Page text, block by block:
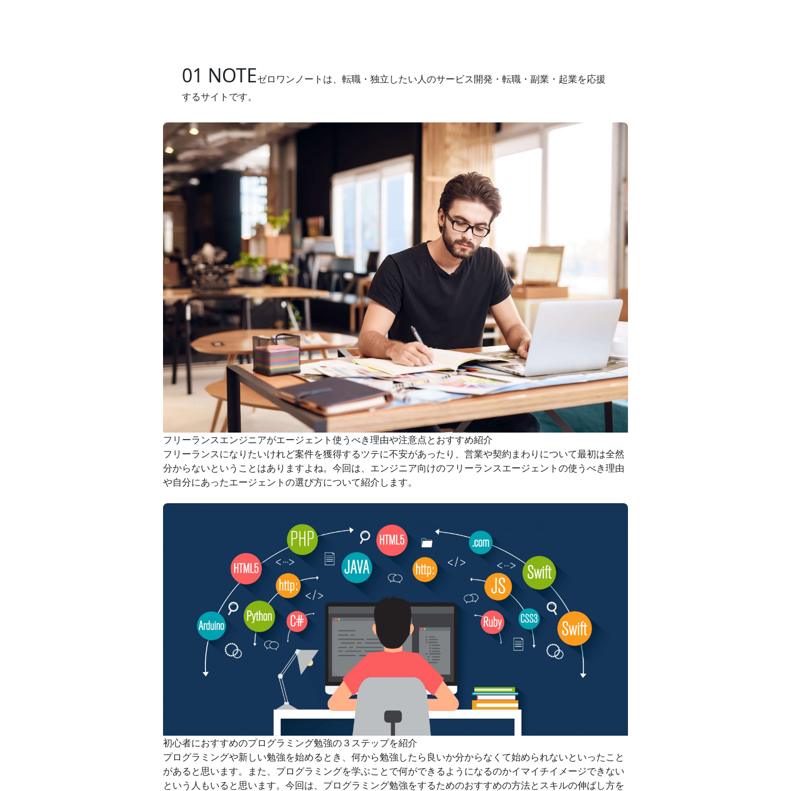
01 NOTEゼロワンノートは、転職・独立したい人のサービス開発・転職・副業・起業を応援
するサイトです。
フリーランスエンジニアがエージェント使うべき理由や注意点とおすすめ紹介
フリーランスになりたいけれど案件を獲得するツテに不安があったり、営業や契約まわりについて最初は全然
分からないということはありますよね。今回は、エンジニア向けのフリーランスエージェントの使うべき理由
や自分にあったエージェントの選び方について紹介します。
初心者におすすめのプログラミング勉強の３ステップを紹介
プログラミングや新しい勉強を始めるとき、何から勉強したら良いか分からなくて始められないといったこと
があると思います。また、プログラミングを学ぶことで何ができるようになるのかイマイチイメージできない
という人もいると思います。今回は、プログラミング勉強をするためのおすすめの方法とスキルの伸ばし方を